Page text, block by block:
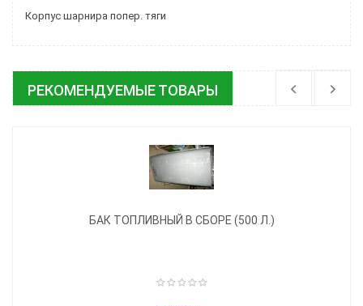
Корпус шарнира попер. тяги
РЕКОМЕНДУЕМЫЕ ТОВАРЫ
БАК ТОПЛИВНЫЙ В СБОРЕ (500 Л.)